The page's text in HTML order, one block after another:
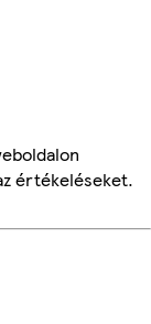
értékeléseket.